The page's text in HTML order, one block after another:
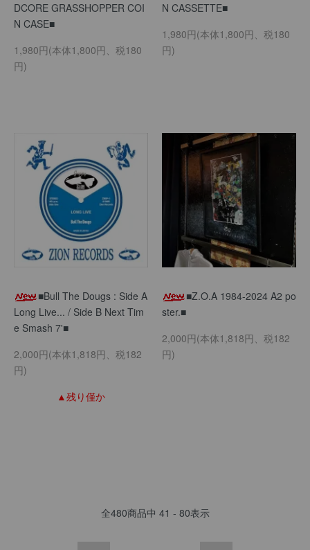
DCORE GRASSHOPPER COI
N CASE■
1,980円(本体1,800円、税180
円)
N CASSETTE■
1,980円(本体1,800円、税180
円)
■Bull The Dougs : Side A
Long Live... / Side B Next Tim
e Smash 7'■
2,000円(本体1,818円、税182
円)
▲残り僅か
■Z.O.A 1984-2024 A2 po
ster.■
2,000円(本体1,818円、税182
円)
全480商品中 41 - 80表示